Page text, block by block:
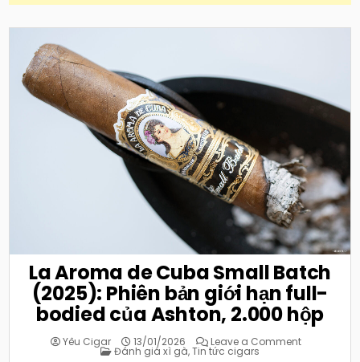
La Aroma de Cuba Small Batch
(2025): Phiên bản giới hạn full-
bodied của Ashton, 2.000 hộp
Yêu Cigar 13/01/2026 Leave a Commenton
Posted
Đánh giá xì gà,Tin tức cigars